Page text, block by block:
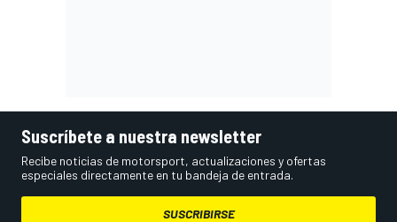
Suscríbete a nuestra newsletter
Recibe noticias de motorsport, actualizaciones y ofertas
especiales directamente en tu bandeja de entrada.
SUSCRIBIRSE